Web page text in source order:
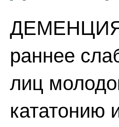
ДЕМЕНЦИЯ
раннее
лиц
кататонию